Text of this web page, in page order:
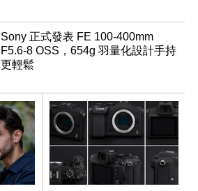
Sony 正式發表 FE 100-400mm
F5.6-8 OSS，654g 羽量化設計手持
更輕鬆